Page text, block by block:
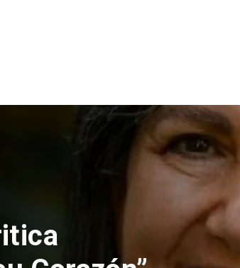
rechaza